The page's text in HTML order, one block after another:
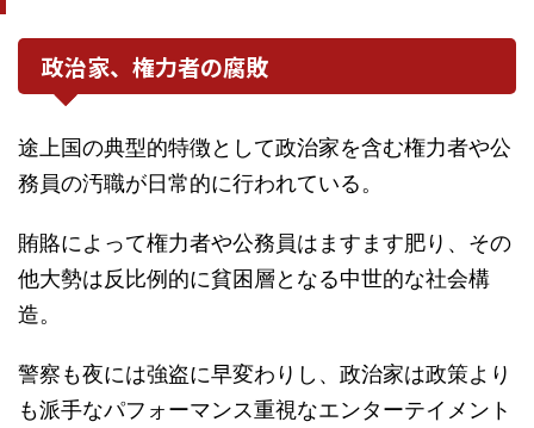
政治家、権力者の腐敗
途上国の典型的特徴として政治家を含む権力者や公
務員の汚職が日常的に行われている。
賄賂によって権力者や公務員はますます肥り、その
他大勢は反比例的に貧困層となる中世的な社会構
造。
警察も夜には強盗に早変わりし、政治家は政策より
も派手なパフォーマンス重視なエンターテイメント